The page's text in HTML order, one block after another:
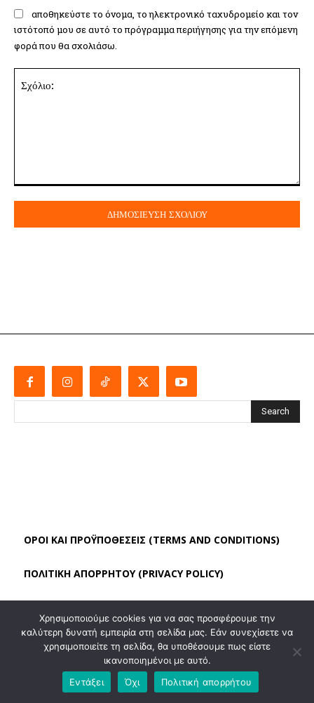
αποθηκεύστε το όνομα, το ηλεκτρονικό ταχυδρομείο και τον
ιστότοπό μου σε αυτό το πρόγραμμα περιήγησης για την επόμενη
φορά που θα σχολιάσω.
Search
ΌΡΟΙ ΚΑΙ ΠΡΟΫΠΟΘΈΣΕΙΣ (TERMS AND CONDITIONS)
ΠΟΛΙΤΙΚΗ ΑΠΟΡΡΗΤΟΥ (PRIVACY POLICY)
ΑΠΟΠΟΊΗΣΗ ΕΥΘΎΝΗΣ
All Rights Reserved. Aipolitics.gr
Χρησιμοποιούμε cookies για να σας προσφέρουμε την
καλύτερη δυνατή εμπειρία στη σελίδα μας. Εάν συνεχίσετε να
χρησιμοποιείτε τη σελίδα, θα υποθέσουμε πως είστε
ικανοποιημένοι με αυτό.
Εντάξει
Όχι Πολιτική απορρήτου